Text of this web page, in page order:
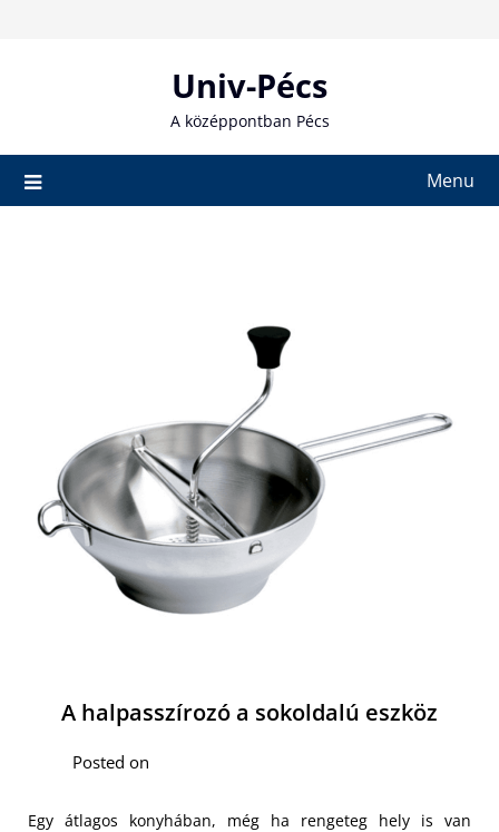
Univ-Pécs
A középpontban Pécs
Menu
A halpasszírozó a sokoldalú eszköz
Posted on
Egy átlagos konyhában, még ha rengeteg hely is van